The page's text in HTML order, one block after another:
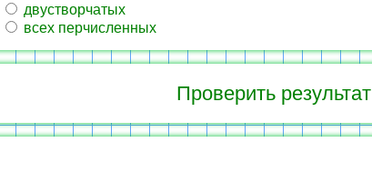
двустворчатых
всех перчисленных